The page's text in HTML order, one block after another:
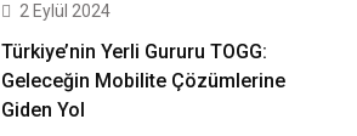
2 Eylül 2024
Türkiye’nin Yerli Gururu TOGG:
Geleceğin Mobilite Çözümlerine
Giden Yol